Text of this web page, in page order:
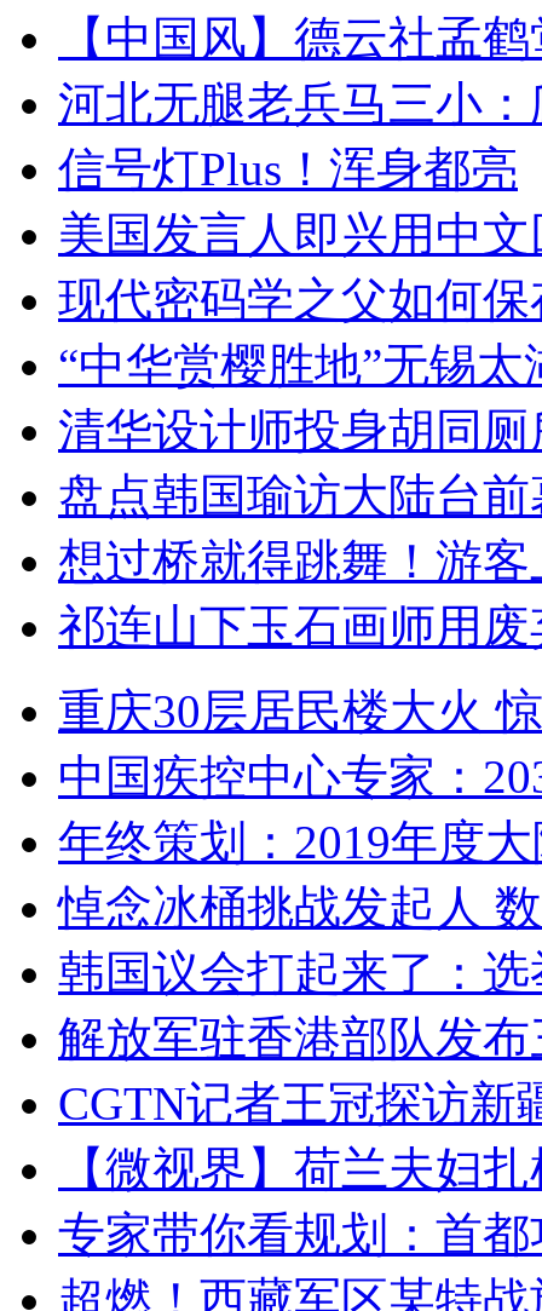
【中国风】德云社孟
河北无腿老兵马三小
信号灯Plus！浑身都亮
美国发言人即兴用中
现代密码学之父如何
“中华赏樱胜地”无锡
清华设计师投身胡同
盘点韩国瑜访大陆台
想过桥就得跳舞！游客
祁连山下玉石画师用
重庆30层居民楼大火
中国疾控中心专家：
年终策划：2019年度
悼念冰桶挑战发起人
韩国议会打起来了：
解放军驻香港部队发
CGTN记者王冠探访新
【微视界】荷兰夫妇
专家带你看规划：首
超燃！西藏军区某特